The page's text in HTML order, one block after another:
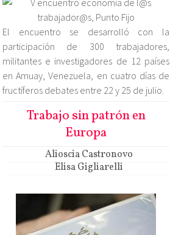
El encuentro se desarrolló con la
participación de 300 trabajadores,
militantes e investigadores de 12 países
en Amuay, Venezuela, en cuatro días de
fructíferos debates entre 22 y 25 de julio.
Trabajo sin patrón en
Europa
Alioscia Castronovo
Elisa Gigliarelli